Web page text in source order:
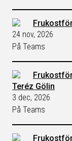
24 nov, 2026
På Teams
Teréz Gölin
3 dec, 2026
På Teams